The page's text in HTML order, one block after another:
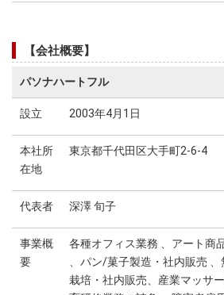
【会社概要】
パソナハートフル
設立 2003年4月1日
本社所
在地
東京都千代田区大手町2-6-4
代表者 深澤 旬子
事業概
要
各種オフィス業務 、アート商
、パン/菓子製造・社内販売
栽培・社内販売、産業マッサ